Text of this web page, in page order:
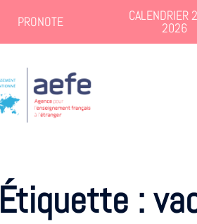
PRONOTE CALENDRIER
2026
Étiquette :